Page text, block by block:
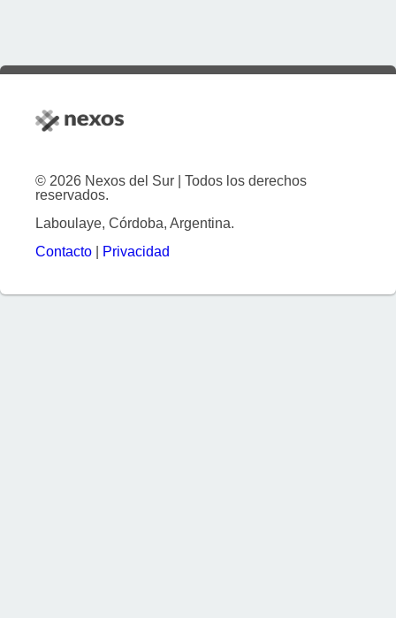
© 2026 Nexos del Sur | Todos los derechos
reservados.
Laboulaye, Córdoba, Argentina.
Contacto
Privacidad